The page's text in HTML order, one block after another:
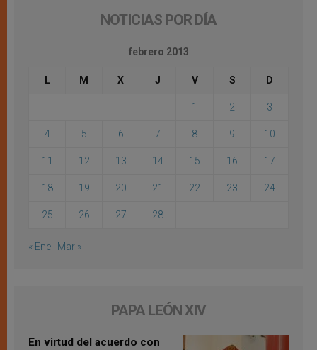
NOTICIAS POR DÍA
febrero 2013
L M X J V S D
1 2 3
4 5 6 7 8 9 10
11 12 13 14 15 16 17
18 19 20 21 22 23 24
25 26 27 28
« Ene Mar »
PAPA LEÓN XIV
En virtud del acuerdo con